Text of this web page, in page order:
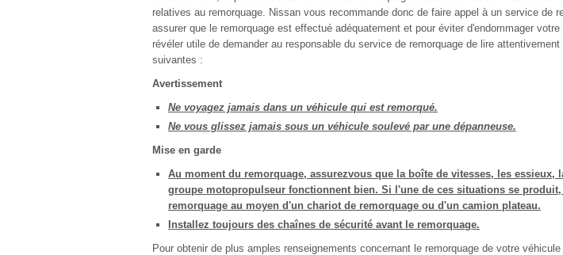
relatives au remorquage. Nissan vous recommande donc de faire appel à un service de
assurer que le remorquage est effectué adéquatement et pour éviter d'endommager
révéler utile de demander au responsable du service de remorquage de lire
suivantes :
Avertissement
Ne voyagez jamais dans un véhicule qui est remorqué.
Ne vous glissez jamais sous un véhicule soulevé par une dépanneuse.
Mise en garde
Au moment du remorquage, assurezvous que la boîte de vitesses, les essieux,
groupe motopropulseur fonctionnent bien. Si l'une de ces situations se
remorquage au moyen d'un chariot de remorquage ou d'un camion plateau.
Installez toujours des chaînes de sécurité avant le remorquage.
Pour obtenir de plus amples renseignements concernant le remorquage de votre